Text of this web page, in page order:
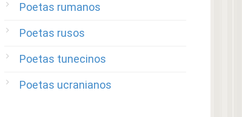
Poetas rumanos
Poetas rusos
Poetas tunecinos
Poetas ucranianos